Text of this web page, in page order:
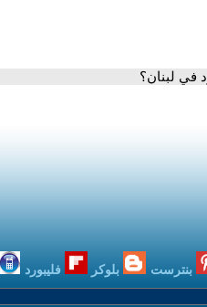
في لبنان؟
بنترست بلوكر فليبورد